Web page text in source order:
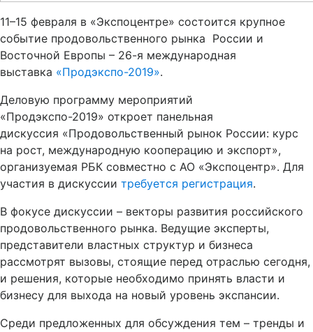
11–15 февраля в «Экспоцентре» состоится крупное
событие продовольственного рынка России и
Восточной Европы – 26-я международная
выставка «Продэкспо-2019».
Деловую программу мероприятий
«Продэкспо-2019» откроет панельная
дискуссия «Продовольственный рынок России: курс
на рост, международную кооперацию и экспорт»,
организуемая РБК совместно с АО «Экспоцентр». Для
участия в дискуссии требуется регистрация.
В фокусе дискуссии – векторы развития российского
продовольственного рынка. Ведущие эксперты,
представители властных структур и бизнеса
рассмотрят вызовы, стоящие перед отраслью сегодня,
и решения, которые необходимо принять власти и
бизнесу для выхода на новый уровень экспансии.
Среди предложенных для обсуждения тем – тренды и